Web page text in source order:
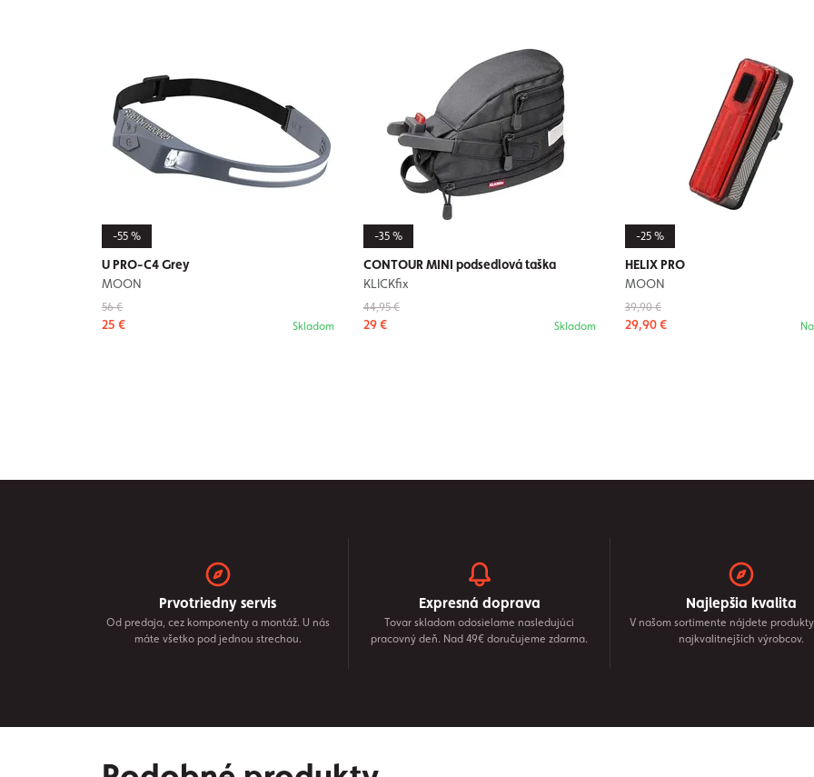
-55 %
U PRO-C4 Grey
MOON
56 €
25 € Skladom
-35 %
CONTOUR MINI podsedlová taška
KLICKfix
44,95 €
29 € Skladom
-25 %
HELIX PRO
MOON
39,90 €
29,90 €
Prvotriedny servis
Od predaja, cez komponenty a montáž. U nás
máte všetko pod jednou strechou.
Expresná doprava
Tovar skladom odosielame nasledujúci
pracovný deň. Nad 49€ doručujeme zdarma.
Najlepšia kvalita
V našom sortimente nájdete
najkvalitnejších výrobcov.